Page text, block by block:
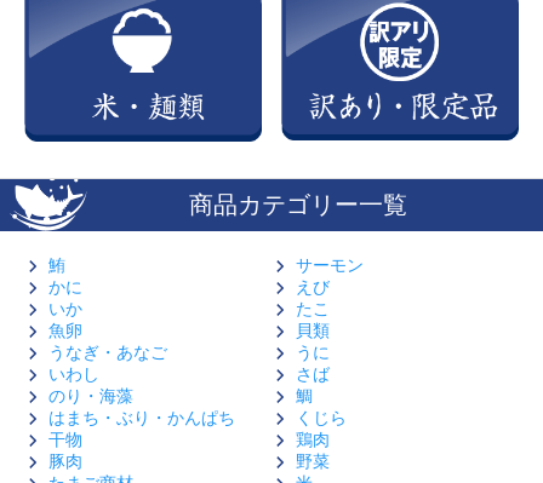
商品カテゴリー一覧
鮪
サーモン
かに
えび
いか
たこ
魚卵
貝類
うなぎ・あなご
うに
いわし
さば
のり・海藻
鯛
はまち・ぶり・かんぱち
くじら
干物
鶏肉
豚肉
野菜